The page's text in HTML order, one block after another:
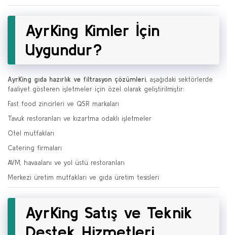
AyrKing Kimler İçin
Uygundur?
AyrKing gıda hazırlık ve filtrasyon çözümleri, aşağıdaki sektörlerde
faaliyet gösteren işletmeler için özel olarak geliştirilmiştir:
Fast food zincirleri ve QSR markaları
Tavuk restoranları ve kızartma odaklı işletmeler
Otel mutfakları
Catering firmaları
AVM, havaalanı ve yol üstü restoranları
Merkezi üretim mutfakları ve gıda üretim tesisleri
AyrKing Satış ve Teknik